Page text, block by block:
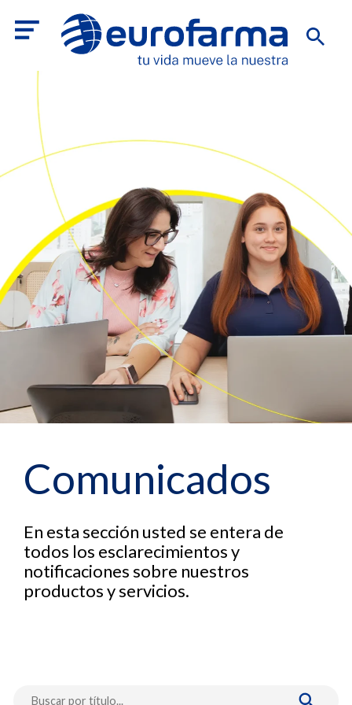
Comunicados
En esta sección usted se entera de
todos los esclarecimientos y
notificaciones sobre nuestros
productos y servicios.